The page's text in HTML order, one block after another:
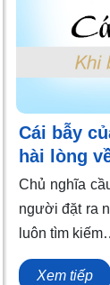
Cái bẫy
hài lòng
Chủ nghĩa
người đặt ra
luôn tìm
Xem tiếp